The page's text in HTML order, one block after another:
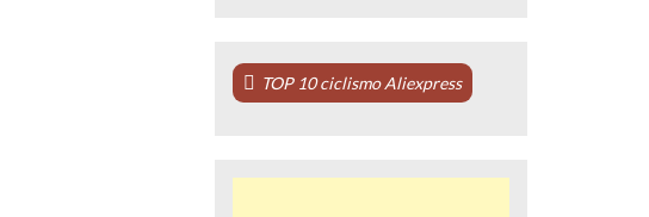
TOP 10 ciclismo Aliexpress